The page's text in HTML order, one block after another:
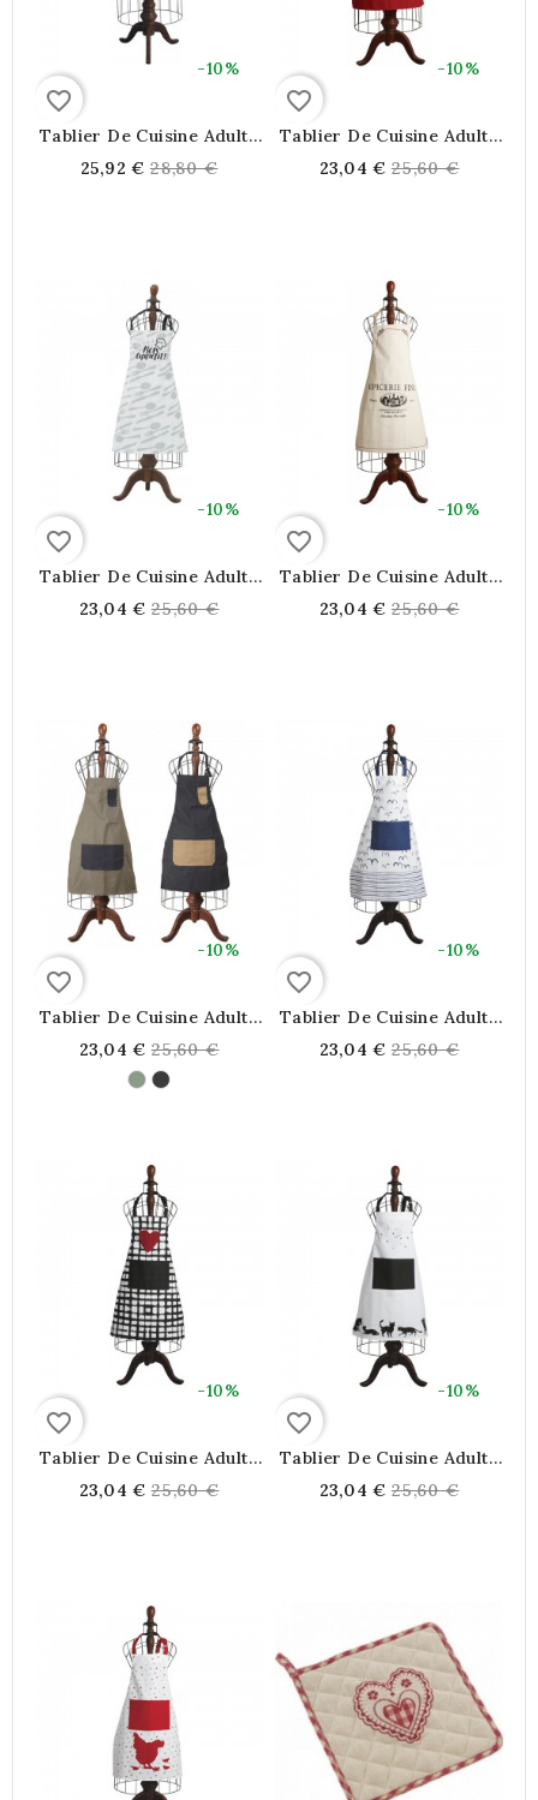
-10%
favorite_border
Tablier De Cuisine Adulte
Blanc Et Gris Poche
Brodé Motif Poules
25,92 € Regular
28,80 €
-10%
favorite_border
Tablier De Cuisine Adulte
Rouge Motif "Fait Maison"
23,04 € Regular
25,60 €
-10%
favorite_border
Tablier De Cuisine Adulte
Blanc Motif "Bon Appétit"
23,04 € Regular
25,60 €
-10%
favorite_border
Tablier De Cuisine Adulte
Blanc Crème Motif
"Epicerie Fine"
23,04 € Regular
25,60 €
-10%
favorite_border
Tablier De Cuisine Adulte
Grande Poche
23,04 € Regular
price
25,60 €
-10%
favorite_border
Tablier De Cuisine Adulte
Bleu Et Blanc Grande
Poche Motif Marin
23,04 € Regular
25,60 €
-10%
favorite_border
Tablier De Cuisine Adulte
À Carreaux Noir Et Blanc
Grande Poche Motif
23,04 € Regular
25,60 €
-10%
favorite_border
Tablier De Cuisine Adulte
Noir Et Blanc Grande
Poche Motif Chat
23,04 € Regular
25,60 €